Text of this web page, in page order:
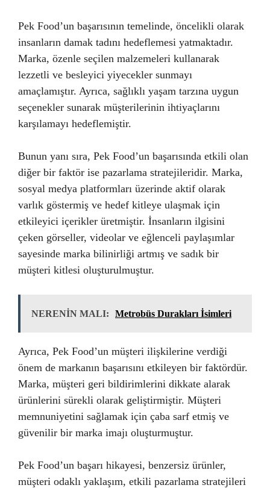
Pek Food’un başarısının temelinde, öncelikli olarak
insanların damak tadını hedeflemesi yatmaktadır.
Marka, özenle seçilen malzemeleri kullanarak
lezzetli ve besleyici yiyecekler sunmayı
amaçlamıştır. Ayrıca, sağlıklı yaşam tarzına uygun
seçenekler sunarak müşterilerinin ihtiyaçlarını
karşılamayı hedeflemiştir.
Bunun yanı sıra, Pek Food’un başarısında etkili olan
diğer bir faktör ise pazarlama stratejileridir. Marka,
sosyal medya platformları üzerinde aktif olarak
varlık göstermiş ve hedef kitleye ulaşmak için
etkileyici içerikler üretmiştir. İnsanların ilgisini
çeken görseller, videolar ve eğlenceli paylaşımlar
sayesinde marka bilinirliği artmış ve sadık bir
müşteri kitlesi oluşturulmuştur.
NERENİN MALI: Metrobüs Durakları İsimleri
Ayrıca, Pek Food’un müşteri ilişkilerine verdiği
önem de markanın başarısını etkileyen bir faktördür.
Marka, müşteri geri bildirimlerini dikkate alarak
ürünlerini sürekli olarak geliştirmiştir. Müşteri
memnuniyetini sağlamak için çaba sarf etmiş ve
güvenilir bir marka imajı oluşturmuştur.
Pek Food’un başarı hikayesi, benzersiz ürünler,
müşteri odaklı yaklaşım, etkili pazarlama stratejileri